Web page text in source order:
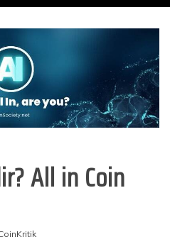
All in Coin